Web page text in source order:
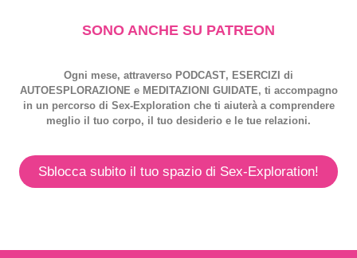
SONO ANCHE SU PATREON
Ogni mese, attraverso PODCAST, ESERCIZI di
AUTOESPLORAZIONE e MEDITAZIONI GUIDATE, ti accompagno
in un percorso di Sex-Exploration che ti aiuterà a comprendere
meglio il tuo corpo, il tuo desiderio e le tue relazioni.
Sblocca subito il tuo spazio di Sex-Exploration!